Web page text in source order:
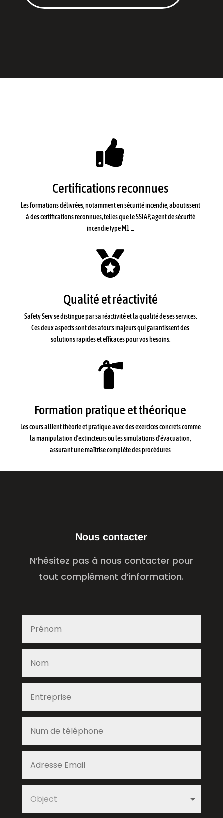

Certifications reconnues
Les formations délivrées, notamment en sécurité incendie, aboutissent
à des certifications reconnues, telles que le SSIAP, agent de sécurité
incendie type M1 ...

Qualité et réactivité
Safety Serv se distingue par sa réactivité et la qualité de ses services.
Ces deux aspects sont des atouts majeurs qui garantissent des
solutions rapides et efficaces pour vos besoins.

Formation pratique et théorique
Les cours allient théorie et pratique, avec des exercices concrets comme
la manipulation d’extincteurs ou les simulations d’évacuation,
assurant une maîtrise complète des procédures
Nous contacter
N’hésitez pas à nous contacter pour
tout complément d’information.